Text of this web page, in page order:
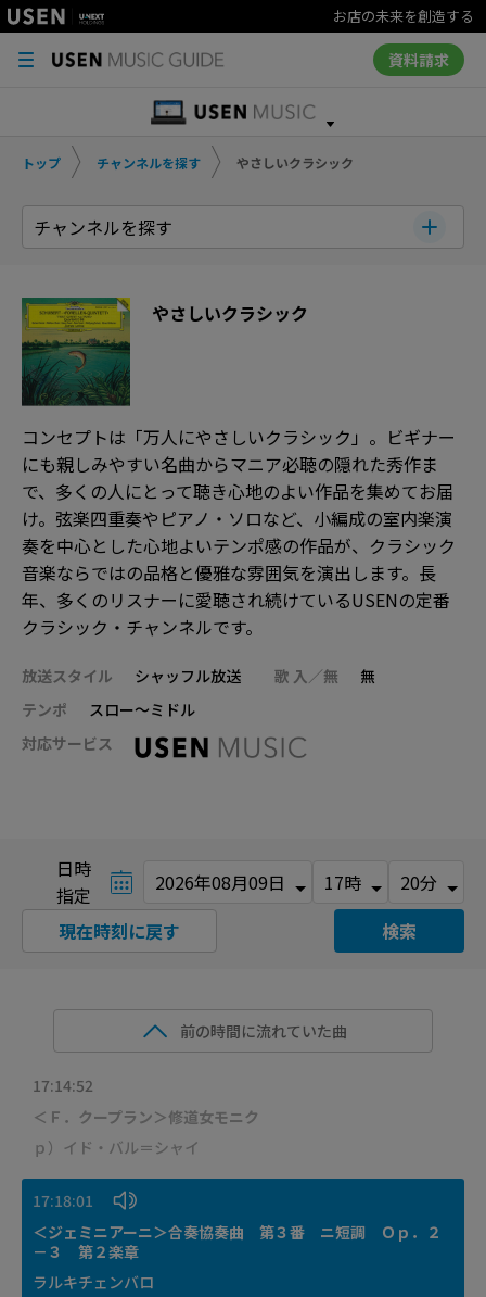
お店の未来を創造する
資料請求
トップ チャンネルを探す やさしいクラシック
チャンネルを探す
やさしいクラシック
コンセプトは「万人にやさしいクラシック」。ビギナー
にも親しみやすい名曲からマニア必聴の隠れた秀作ま
で、多くの人にとって聴き心地のよい作品を集めてお届
け。弦楽四重奏やピアノ・ソロなど、小編成の室内楽演
奏を中心とした心地よいテンポ感の作品が、クラシック
音楽ならではの品格と優雅な雰囲気を演出します。長
年、多くのリスナーに愛聴され続けているUSENの定番
クラシック・チャンネルです。
放送スタイル シャッフル放送 歌 入／無
無
テンポ
スロー～ミドル
対応サービス
日時
指定
検索
現在時刻に戻す
前の時間に流れていた曲
17:14:52
＜Ｆ．クープラン＞修道女モニク
ｐ）イド・バル＝シャイ
17:18:01
＜ジェミニアーニ＞合奏協奏曲 第３番 ニ短調 Ｏｐ．２
－３ 第２楽章
ラルキチェンバロ